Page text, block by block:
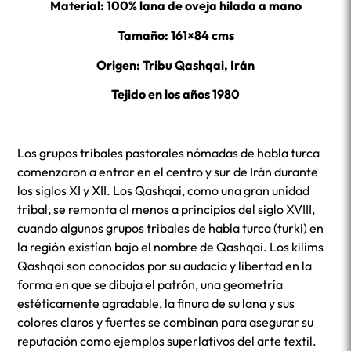
Material: 100% lana de oveja hilada a mano
Tamaño: 161×84 cms
Origen: Tribu Qashqai, Irán
Tejido en los años 1980
Los grupos tribales pastorales nómadas de habla turca
comenzaron a entrar en el centro y sur de Irán durante
los siglos XI y XII. Los Qashqai, como una gran unidad
tribal, se remonta al menos a principios del siglo XVIII,
cuando algunos grupos tribales de habla turca (turki) en
la región existían bajo el nombre de Qashqai. Los kilims
Qashqai son conocidos por su audacia y libertad en la
forma en que se dibuja el patrón, una geometría
estéticamente agradable, la finura de su lana y sus
colores claros y fuertes se combinan para asegurar su
reputación como ejemplos superlativos del arte textil.